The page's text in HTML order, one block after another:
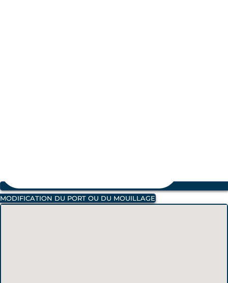
MODIFICATION DU PORT OU DU MOUILLAGE